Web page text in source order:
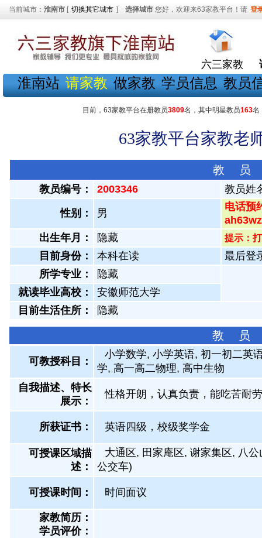
当前城市： 淮南市 [ 切换其它城市 ] 选择城市 您好，欢迎来63家教平台！请 登
六三家教
淮南站 请家教 做家教 学员信息 教员
目前，63家教平台在册教员3809名，其中明星教员163名
63家教平台家教老
教 员
教员编号： 2003346 教员姓
性别： 男
电话预
出生年月：
隐藏 提示：
目前身份： 本科在读
最后登
所学专业：
隐藏
就读毕业高校：
安徽师范大学
目前生活住所：
隐藏
教 员
可教授科目：
小学数学, 小学英语, 初一初二英
学, 高一高二物理, 高中生物
自我描述、特长
展示 ：
性格开朗，认真负责，能吃苦耐
所获证书 ： 英语四级，校级奖学金
可授课区域描
述：
大通区, 田家庵区, 谢家集区, 八
公交车)
可授课时间： 时间面议
家教简历：
学员评价：